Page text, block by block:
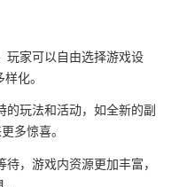
玩家可以自由选择游戏设
化。
玩法和活动，如全新的副
多惊喜。
，游戏内资源更加丰富，